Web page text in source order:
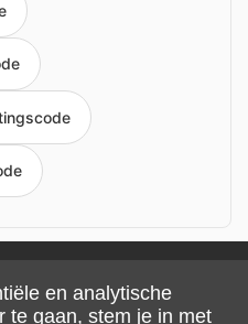
Algemene voorwaarden
en analytische
te gaan, stem je in met